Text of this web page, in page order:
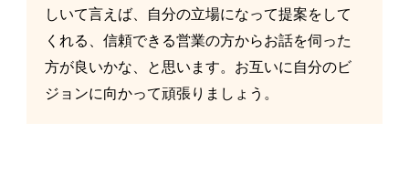
しいて言えば、自分の立場になって提案をして
くれる、信頼できる営業の方からお話を伺った
方が良いかな、と思います。お互いに自分のビ
ジョンに向かって頑張りましょう。